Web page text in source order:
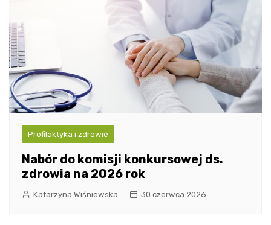
Profilaktyka i zdrowie
Nabór do komisji konkursowej ds.
zdrowia na 2026 rok
Katarzyna Wiśniewska 30 czerwca 2026